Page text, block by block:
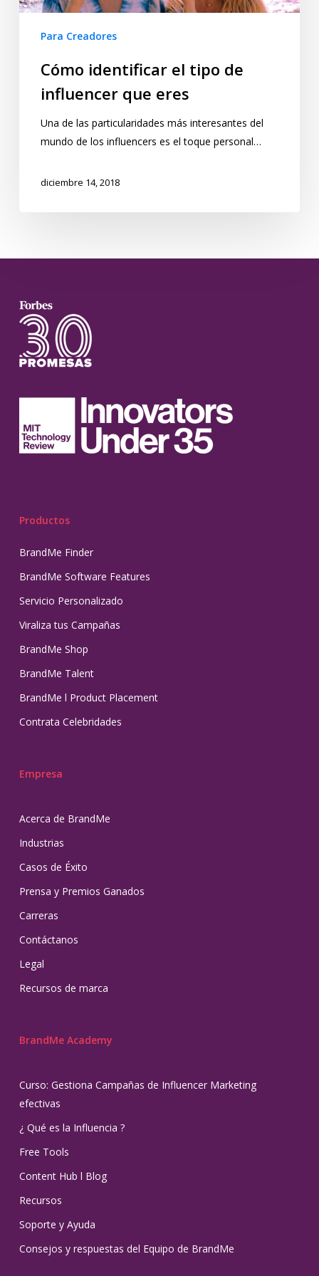
Para Creadores
Cómo identificar el tipo de
influencer que eres
Una de las particularidades más interesantes del
mundo de los influencers es el toque personal…
diciembre 14, 2018
Productos
BrandMe Finder
BrandMe Software Features
Servicio Personalizado
Viraliza tus Campañas
BrandMe Shop
BrandMe Talent
BrandMe l Product Placement
Contrata Celebridades
Empresa
Acerca de BrandMe
Industrias
Casos de Éxito
Prensa y Premios Ganados
Carreras
Contáctanos
Legal
Recursos de marca
BrandMe Academy
Curso: Gestiona Campañas de Influencer Marketing
efectivas
¿ Qué es la Influencia ?
Free Tools
Content Hub l Blog
Recursos
Soporte y Ayuda
Consejos y respuestas del Equipo de BrandMe